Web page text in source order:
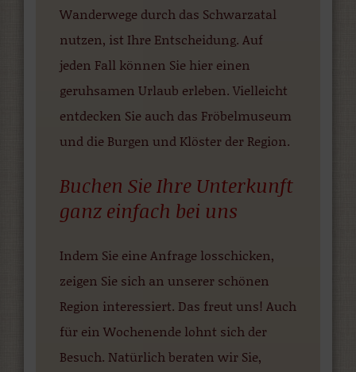
Wanderwege durch das Schwarzatal
nutzen, ist Ihre Entscheidung. Auf
jeden Fall können Sie hier einen
geruhsamen Urlaub erleben. Vielleicht
entdecken Sie auch das Fröbelmuseum
und die Burgen und Klöster der Region.
Buchen Sie Ihre Unterkunft
ganz einfach bei uns
Indem Sie eine Anfrage losschicken,
zeigen Sie sich an unserer schönen
Region interessiert. Das freut uns! Auch
für ein Wochenende lohnt sich der
Besuch. Natürlich beraten wir Sie,